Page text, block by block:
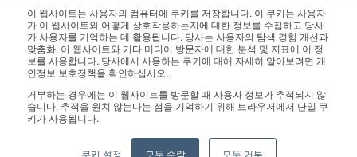
이 웹사이트는 사용자의 컴퓨터에 쿠키를 저장합니다. 이 쿠키는 사용자
가 이 웹사이트와 어떻게 상호작용하는지에 대한 정보를 수집하고 당사
가 사용자를 기억하는 데 활용됩니다. 당사는 사용자의 탐색 경험 개선과
맞춤화, 이 웹사이트와 기타 미디어 방문자에 대한 분석 및 지표에 이 정
보를 사용합니다. 당사에서 사용하는 쿠키에 대해 자세히 알아보려면 개
인정보 보호정책을 확인하십시오.
거부하는 경우에는 이 웹사이트를 방문할 때 사용자 정보가 추적되지 않
습니다. 추적을 원치 않는다는 점을 기억하기 위해 브라우저에서 단일 쿠
키가 사용됩니다.
쿠키 설정 모두 수락 모두 거부
문의 사항은 영업팀으로 연락 주십시오.:sales@geekplus.com. 홍
보 관련 문의는 홍보팀으로 연락 바랍니다.:pr@geekplus.com
Copyright © 2026 Geekplus Technology Co., Ltd. All rights
reserved.